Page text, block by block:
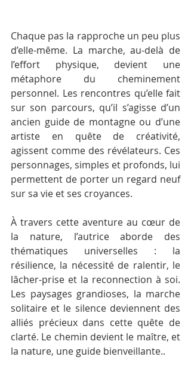
Chaque pas la rapproche un peu plus
d’elle-même. La marche, au-delà de
l’effort physique, devient une
métaphore du cheminement
personnel. Les rencontres qu’elle fait
sur son parcours, qu’il s’agisse d’un
ancien guide de montagne ou d’une
artiste en quête de créativité,
agissent comme des révélateurs. Ces
personnages, simples et profonds, lui
permettent de porter un regard neuf
sur sa vie et ses croyances.
À travers cette aventure au cœur de
la nature, l’autrice aborde des
thématiques universelles : la
résilience, la nécessité de ralentir, le
lâcher-prise et la reconnection à soi.
Les paysages grandioses, la marche
solitaire et le silence deviennent des
alliés précieux dans cette quête de
clarté. Le chemin devient le maître, et
la nature, une guide bienveillante..